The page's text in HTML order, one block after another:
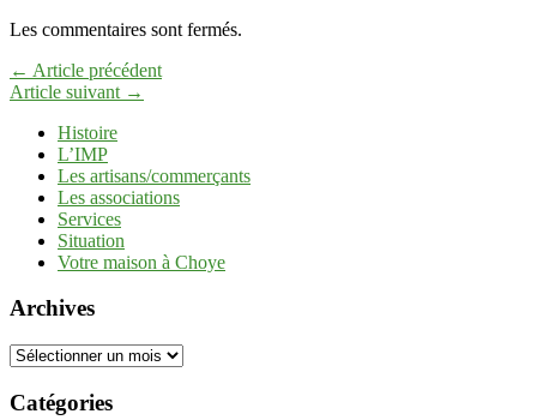
Les commentaires sont fermés.
← Article précédent
Article suivant →
Histoire
L’IMP
Les artisans/commerçants
Les associations
Services
Situation
Votre maison à Choye
Archives
Archives
Catégories